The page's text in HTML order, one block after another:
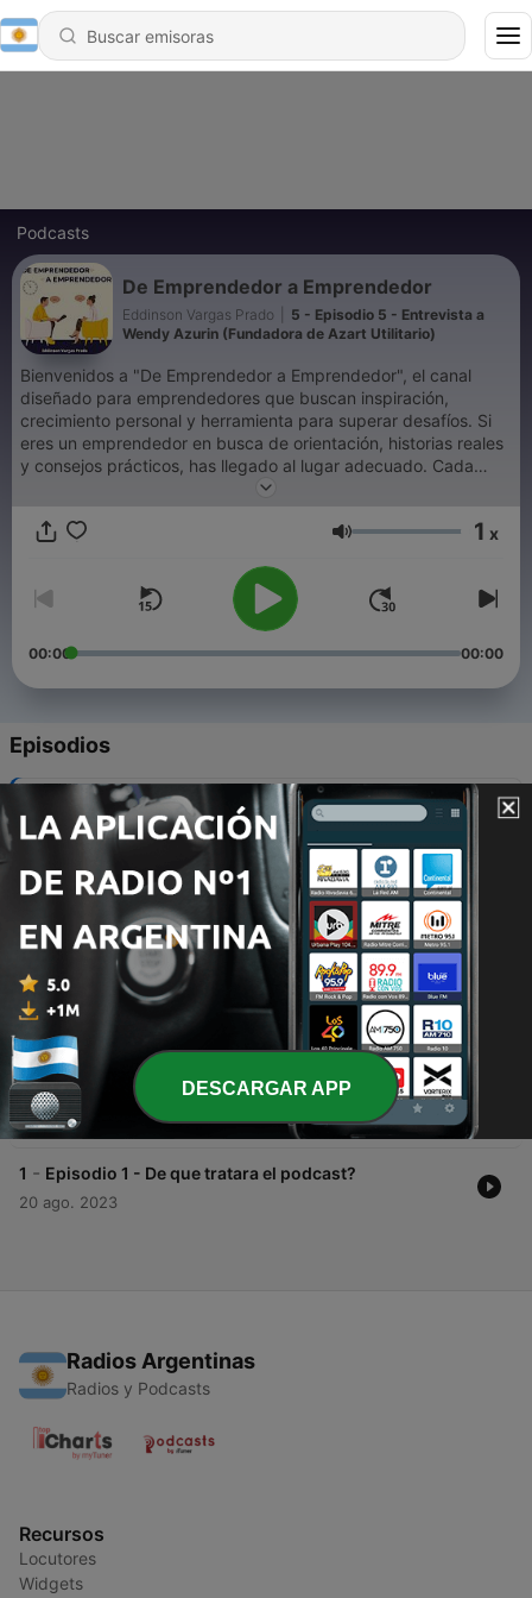
Podcasts
De Emprendedor a Emprendedor
Eddinson Vargas Prado
5 - Episodio 5 - Entrevista a
Wendy Azurin (Fundadora de Azart Utilitario)
Bienvenidos a "De Emprendedor a Emprendedor", el canal
diseñado para emprendedores que buscan inspiración,
crecimiento personal y herramienta para superar desafíos. Si
eres un emprendedor en busca de orientación, historias reales
y consejos prácticos, has llegado al lugar adecuado. Cada
semana, habran entrevistas auténticas y enriquecedoras con
experiencias, triunfos y luchas en su emprendimiento.
surgieron de los errores y cómo enfrentaron el fracaso con
resiliencia y determinación.
Volumen 1 x
00:00 00:00
Episodios
Episodio 5 - Entrevista a Wendy Azurin (Fundadora
de Azart Utilitario)
4 - Episodio 4 - Entrevista a Sandra Aviles (Fundadora
12 sep. 2023
3 - Episodio 3 - Entrevista a David y Barry
(Fundadores de Awkin)
03 sep. 2023
2 - Episodio 2 - Entrevista a Jorge Valdivia (Fundador
de Argos)
29 ago. 2023
1 - Episodio 1 - De que tratara el podcast?
20 ago. 2023
Radios Argentinas
Radios y Podcasts
Recursos
Locutores
Widgets
DESCARGAR APP